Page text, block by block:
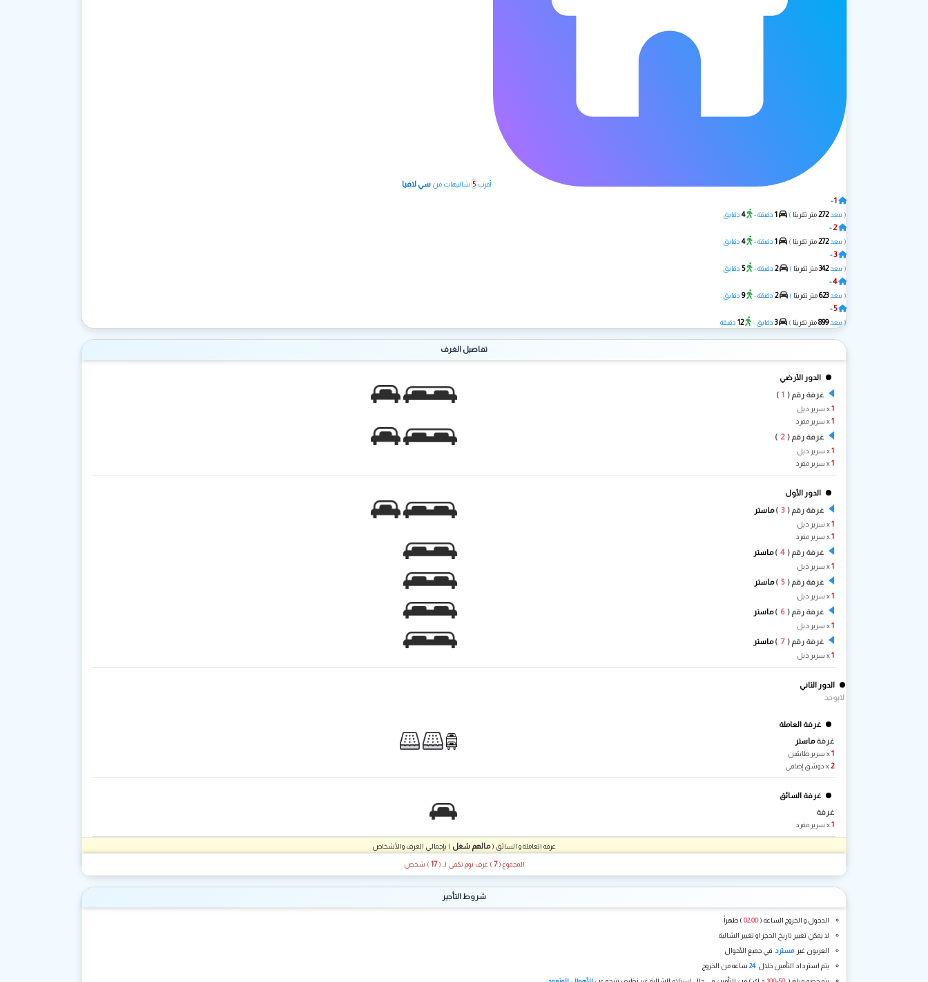
أقرب 5 شاليهات من سي لافيا
1
-
( يبعد272متر تقريبًا )
1 دقيقة - 4 دقايق
2
-
( يبعد272متر تقريبًا )
1 دقيقة - 4 دقايق
3
-
( يبعد342متر تقريبًا )
2 دقيقة - 5 دقايق
4
-
( يبعد623متر تقريبًا )
2 دقيقة - 9 دقايق
5
-
( يبعد899متر تقريبًا )
3 دقايق - 12 دقيقة
تفاصيل الغرف
الدور الأرضي
غرفة رقم (
)
1
1
غرفة رقم ( 2
)
1
1
الدور الأول
غرفة رقم ( 3
)ماستر
1
1
غرفة رقم ( 4
)ماستر
1
غرفة رقم ( 5
)ماستر
1
غرفة رقم ( 6
)ماستر
1
غرفة رقم ( 7
)ماستر
1
الدور الثاني
لايوجد
غرفة العاملة
غرفةماستر
1
2
غرفة السائق
غرفة
1
غرفه العاملة و السائق (مالهم شغل ) بإجمالي الغرف والأشخاص
المجموع (7 ) غرف نوم تكفي لـ (
17 ) شخص
شروط التأجير
الدخول و الخروج الساعة (02:00 ) ظهراً
لا يمكن تغيير تاريخ الحجز او تغيير الشالية
العربون غير مسترد في جميع الأحوال
يتم استرداد التأمين خلال 24
ساعه من الخروج